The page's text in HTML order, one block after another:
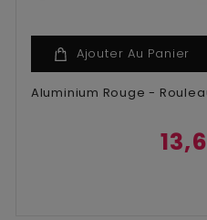
Ajouter Au Panier
Aluminium Rouge -